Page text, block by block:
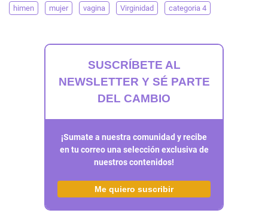
himen mujer vagina Virginidad categoria 4
SUSCRÍBETE AL
NEWSLETTER Y SÉ PARTE
DEL CAMBIO
¡Sumate a nuestra comunidad y recibe
en tu correo una selección exclusiva de
nuestros contenidos!
Me quiero suscribir